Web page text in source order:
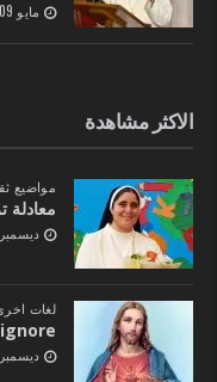
مايو 09, 2026
الاكثر مشاهدة
مواضيع
معادلة
ديسمبر 07, 2018
لغات
ديسمبر 07, 2018